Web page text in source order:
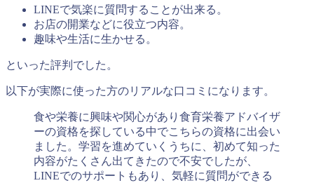
LINEで気楽に質問することが出来る。
お店の開業などに役立つ内容。
趣味や生活に生かせる。
といった評判でした。
以下が実際に使った方のリアルな口コミになります。
食や栄養に興味や関心があり食育栄養アドバイザ
ーの資格を探している中でこちらの資格に出会い
ました。学習を進めていくうちに、初めて知った
内容がたくさん出てきたので不安でしたが、
LINEでのサポートもあり、気軽に質問ができる